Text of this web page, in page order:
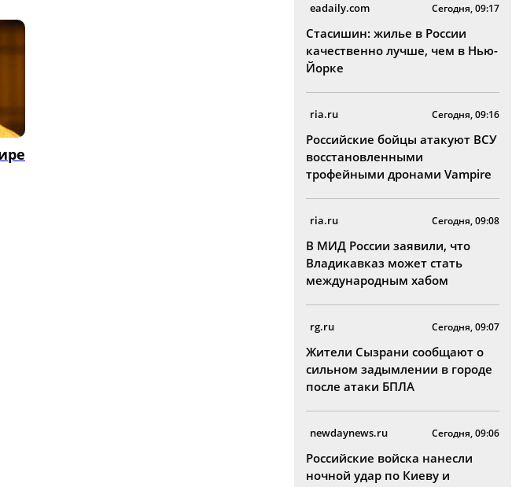
eadaily.com Сегодня, 09:17
Стасишин: жилье в России
качественно лучше, чем в Нью-
Йорке
ria.ru Сегодня, 09:16
Российские бойцы атакуют ВСУ
восстановленными
трофейными дронами Vampire
ria.ru Сегодня, 09:08
В МИД России заявили, что
Владикавказ может стать
международным хабом
rg.ru Сегодня, 09:07
Жители Сызрани сообщают о
сильном задымлении в городе
после атаки БПЛА
newdaynews.ru Сегодня, 09:06
Российские войска нанесли
ночной удар по Киеву и